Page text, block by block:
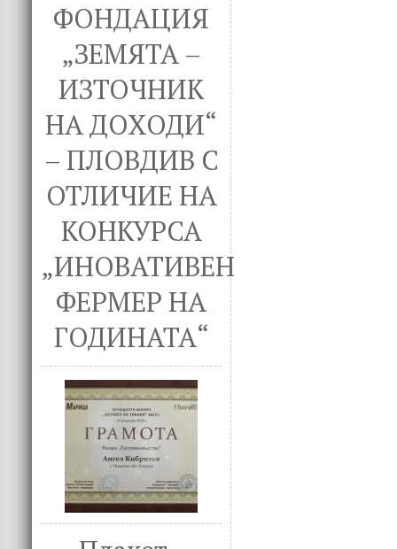
ФОНДАЦИЯ
„ЗЕМЯТА –
ИЗТОЧНИК
НА ДОХОДИ“
– ПЛОВДИВ С
ОТЛИЧИЕ НА
КОНКУРСА
„ИНОВАТИВЕН
ФЕРМЕР НА
ГОДИНАТА“